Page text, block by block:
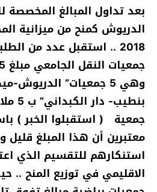
بعد تداول المبالغ المخصصة
الدريوش كمنح من ميزانية
2018 .. استقبل عدد من
وهي 5 جمعيات”
جمعية ( استقبلوا الخبر )
معتبرين أن هذا المبلغ
استنكارهم للتقسيم الذي
الاقليمي في توزيع المنح ..